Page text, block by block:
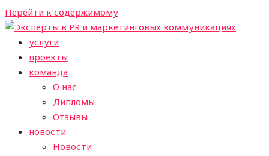
Перейти к содержимому
услуги
проекты
команда
О нас
Дипломы
Отзывы
новости
Новости